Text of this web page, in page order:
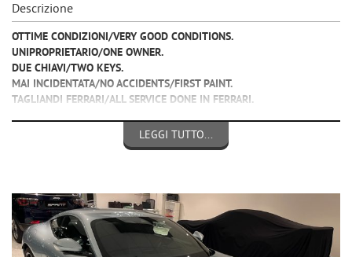
Descrizione
OTTIME CONDIZIONI/VERY GOOD CONDITIONS.
UNIPROPRIETARIO/ONE OWNER.
DUE CHIAVI/TWO KEYS.
MAI INCIDENTATA/NO ACCIDENTS/FIRST PAINT.
TAGLIANDI FERRARI/ALL SERVICE DONE IN FERRARI.
- FRENATA AUTOMATICA,
- CRUISE CONTROL,
- PELLE TOTALE BLU,
- PIANTO STERZO ELETTRICO,
LEGGI TUTTO...